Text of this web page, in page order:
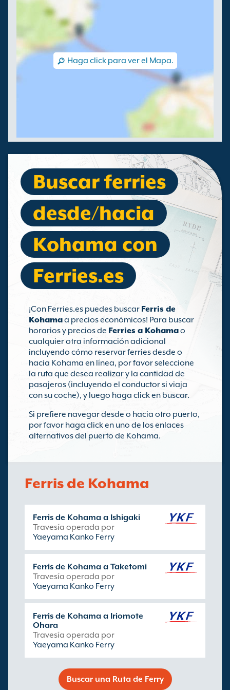
Haga click para ver el Mapa.
Buscar ferries
desde/hacia
Kohama con
Ferries.es
¡Con Ferries.es puedes buscar Ferris de
Kohamaa precios económicos! Para buscar
horarios y precios de Ferries a Kohamao
cualquier otra información adicional
incluyendo cómo reservar ferries desde o
hacia Kohama en línea, por favor seleccione
la ruta que desea realizar y la cantidad de
pasajeros (incluyendo el conductor si viaja
con su coche), y luego haga click en buscar.
Si prefiere navegar desde o hacia otro puerto,
por favor haga click en uno de los enlaces
alternativos del puerto de Kohama.
Ferris de Kohama
Ferris de Kohama a Ishigaki
Travesía operada por
Yaeyama Kanko Ferry
Ferris de Kohama a Taketomi
Travesía operada por
Yaeyama Kanko Ferry
Ferris de Kohama a Iriomote
Ohara
Travesía operada por
Yaeyama Kanko Ferry
Buscar una Ruta de Ferry